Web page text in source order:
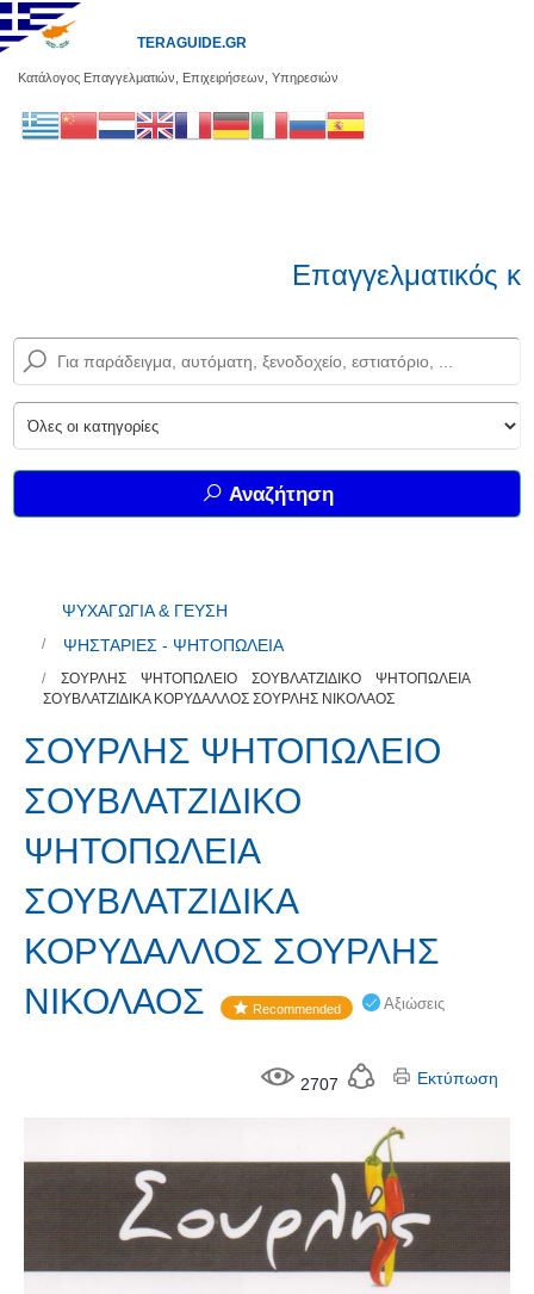
Κατάλογος Επαγγελματιών, Επιχειρήσεων, Υπηρεσιών
TERAGUIDE.GR
Επαγγελματικός
Αναζήτηση
ΨΥΧΑΓΩΓΙΑ & ΓΕΥΣΗ
ΨΗΣΤΑΡΙΕΣ - ΨΗΤΟΠΩΛΕΙΑ
ΣΟΥΡΛΗΣ ΨΗΤΟΠΩΛΕΙΟ ΣΟΥΒΛΑΤΖΙΔΙΚΟ ΨΗΤΟΠΩΛΕΙΑ
ΣΟΥΒΛΑΤΖΙΔΙΚΑ ΚΟΡΥΔΑΛΛΟΣ ΣΟΥΡΛΗΣ ΝΙΚΟΛΑΟΣ
ΣΟΥΡΛΗΣ ΨΗΤΟΠΩΛΕΙΟ
ΣΟΥΒΛΑΤΖΙΔΙΚΟ
ΨΗΤΟΠΩΛΕΙΑ
ΣΟΥΒΛΑΤΖΙΔΙΚΑ
ΚΟΡΥΔΑΛΛΟΣ ΣΟΥΡΛΗΣ
ΝΙΚΟΛΑΟΣ
Recommended Αξιώσεις
2707 Εκτύπωση